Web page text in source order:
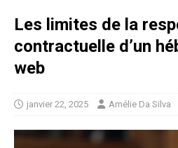
Les limites de la
contractuelle d’un
web
janvier 22, 2025 Amélie Da Silva